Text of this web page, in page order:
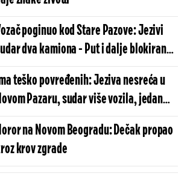
poginuo kod Stare Pazove: Jezivi
dva kamiona - Put i dalje blokiran
curenja gasa iz šlepera
teško povređenih: Jeziva nesreća u
Pazaru, sudar više vozila, jedan
smrskan (VIDEO)
na Novom Beogradu: Dečak propao
krov zgrade